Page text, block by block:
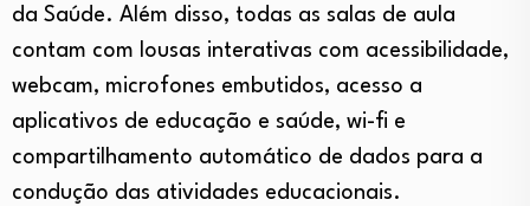
da Saúde. Além disso, todas as salas de aula
contam com lousas interativas com acessibilidade,
webcam, microfones embutidos, acesso a
aplicativos de educação e saúde, wi-fi e
compartilhamento automático de dados para a
condução das atividades educacionais.